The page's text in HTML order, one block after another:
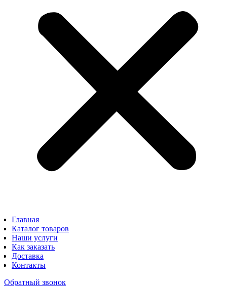
Главная
Каталог товаров
Наши услуги
Как заказать
Доставка
Контакты
Обратный звонок